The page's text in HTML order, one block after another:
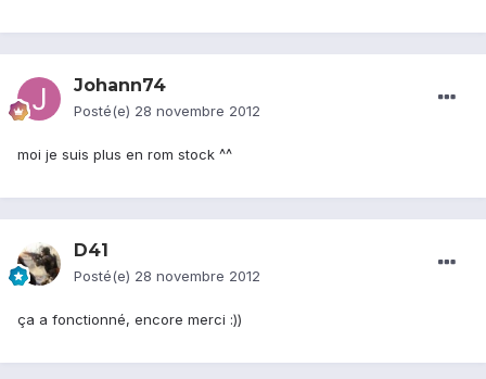
Johann74
Posté(e) 28 novembre 2012
moi je suis plus en rom stock ^^
D41
Posté(e) 28 novembre 2012
ça a fonctionné, encore merci :))